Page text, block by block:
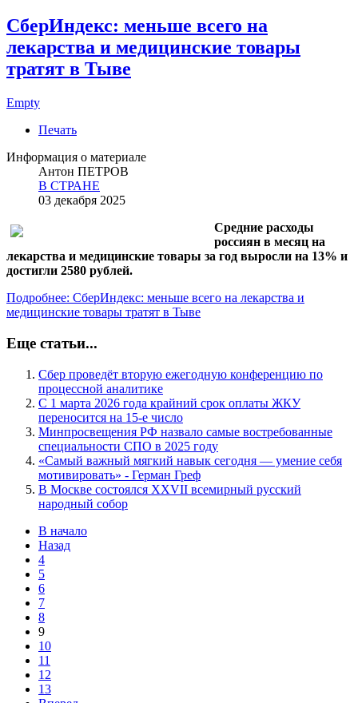
СберИндекс: меньше всего на
лекарства и медицинские товары
тратят в Тыве
Empty
Печать
Информация о материале
Антон ПЕТРОВ
В СТРАНЕ
03 декабря 2025
Средние расходы
россиян в месяц на
лекарства и медицинские товары за год выросли на 13% и
достигли 2580 рублей.
Подробнее: СберИндекс: меньше всего на лекарства и
медицинские товары тратят в Тыве
Еще статьи...
Сбер проведёт вторую ежегодную конференцию по
процессной аналитике
С 1 марта 2026 года крайний срок оплаты ЖКУ
переносится на 15-е число
Минпросвещения РФ назвало самые востребованные
специальности СПО в 2025 году
«Самый важный мягкий навык сегодня — умение себя
мотивировать» - Герман Греф
В Москве состоялся XXVII всемирный русский
народный собор
В начало
Назад
4
5
6
7
8
9
10
11
12
13